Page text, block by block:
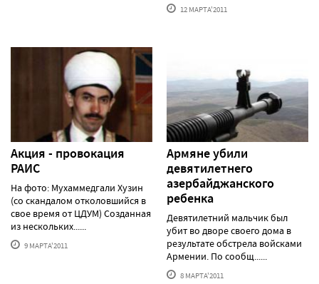
12 МАРТА'2011
Акция - провокация
РАИС
На фото: Мухаммедгали Хузин
(со скандалом отколовшийся в
свое время от ЦДУМ) Созданная
из нескольких......
9 МАРТА'2011
Армяне убили
девятилетнего
азербайджанского
ребенка
Девятилетний мальчик был
убит во дворе своего дома в
результате обстрела войсками
Армении. По сообщ......
8 МАРТА'2011